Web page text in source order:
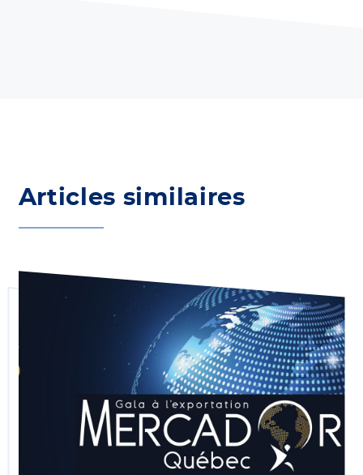
Articles similaires